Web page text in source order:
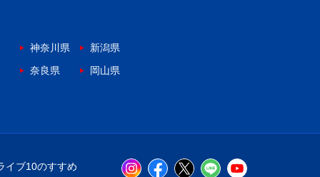
神奈川県
新潟県
奈良県
岡山県
イブ10のすすめ